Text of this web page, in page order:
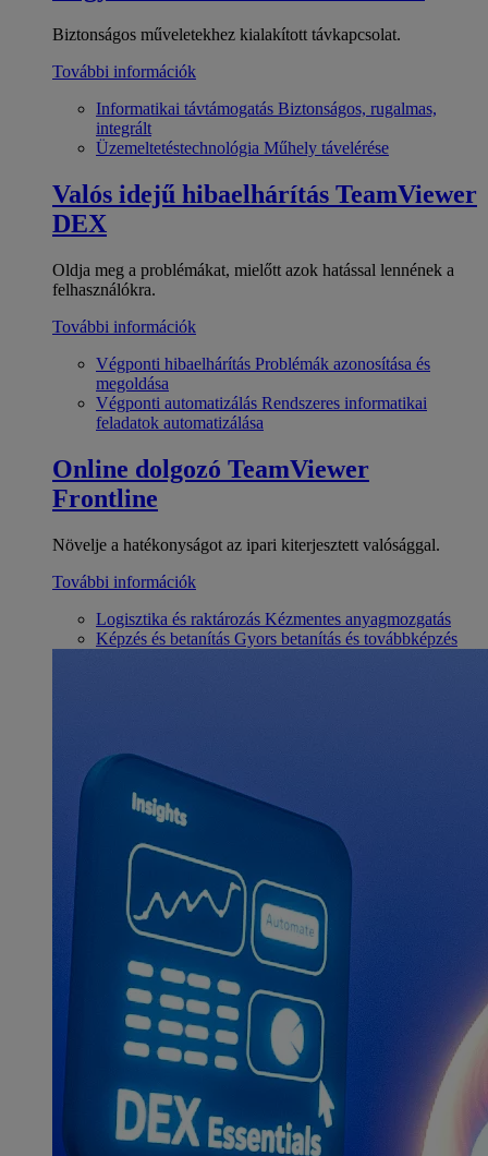
Biztonságos műveletekhez kialakított távkapcsolat.
További információk
Informatikai távtámogatás Biztonságos, rugalmas,
integrált
Üzemeltetéstechnológia Műhely távelérése
Valós idejű hibaelhárítás TeamViewer
DEX
Oldja meg a problémákat, mielőtt azok hatással lennének a
felhasználókra.
További információk
Végponti hibaelhárítás Problémák azonosítása és
megoldása
Végponti automatizálás Rendszeres informatikai
feladatok automatizálása
Online dolgozó TeamViewer
Frontline
Növelje a hatékonyságot az ipari kiterjesztett valósággal.
További információk
Logisztika és raktározás Kézmentes anyagmozgatás
Képzés és betanítás Gyors betanítás és továbbképzés